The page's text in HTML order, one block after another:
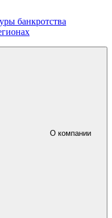
банкротства
О компании